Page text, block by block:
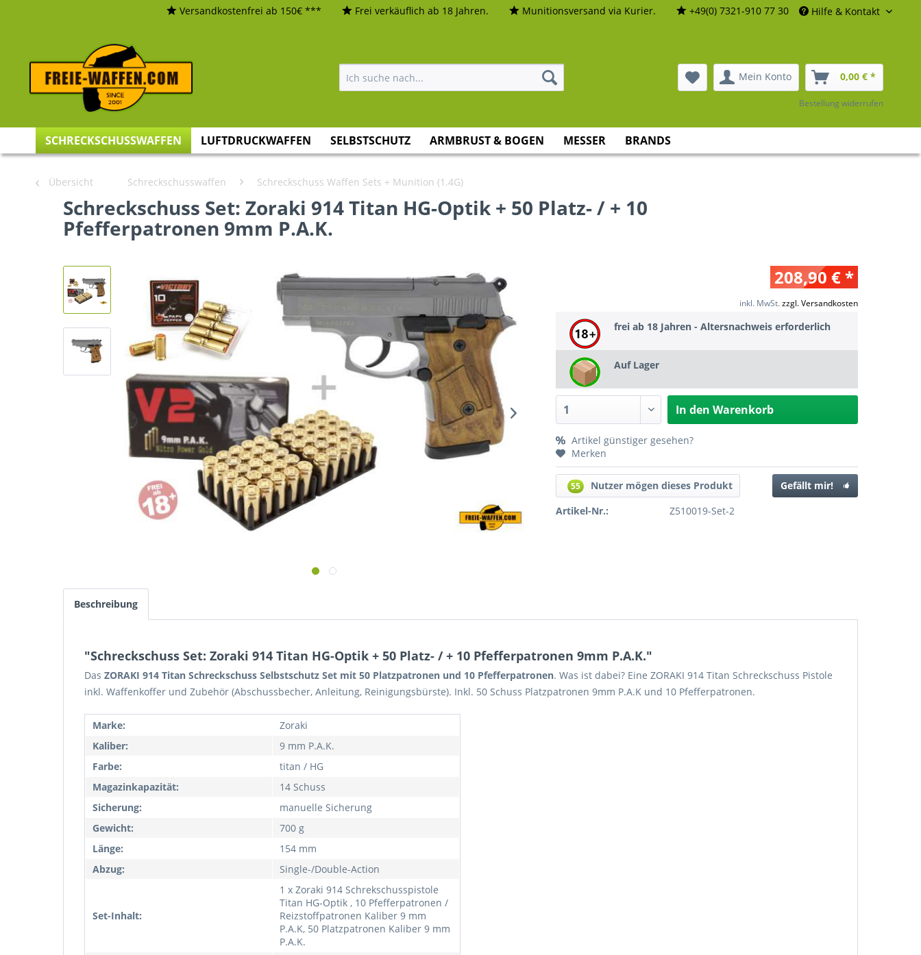
Hilfe & Kontakt
Versandkostenfrei ab 150€ *** Frei verkäuflich ab 18 Jahren. Munitionsversand via Kurier. +49(0) 7321-910 77 30
Mein Konto 0,00 € *
Bestellung widerrufen
SCHRECKSCHUSSWAFFEN LUFTDRUCKWAFFEN SELBSTSCHUTZ ARMBRUST & BOGEN MESSER BRANDS
Übersicht Schreckschusswaffen Schreckschuss Waffen Sets + Munition (1.4G)
Schreckschuss Set: Zoraki 914 Titan HG-Optik + 50 Platz- / + 10
Pfefferpatronen 9mm P.A.K.
208,90 € *
inkl. MwSt.zzgl. Versandkosten
frei ab 18 Jahren - Altersnachweis erforderlich
Auf Lager
In den Warenkorb
Artikel günstiger gesehen?
Merken
55 Nutzer mögen dieses Produkt
Gefällt mir!
Artikel-Nr.:
Z510019-Set-2
Beschreibung
"Schreckschuss Set: Zoraki 914 Titan HG-Optik + 50 Platz- / + 10 Pfefferpatronen 9mm P.A.K."
Das ZORAKI 914 Titan Schreckschuss Selbstschutz Set mit 50 Platzpatronen und 10 Pfefferpatronen. Was ist dabei? Eine ZORAKI 914 Titan Schreckschuss Pistole
inkl. Waffenkoffer und Zubehör (Abschussbecher, Anleitung, Reinigungsbürste). Inkl. 50 Schuss Platzpatronen 9mm P.A.K und 10 Pfefferpatronen.
Marke:
Zoraki
Kaliber:
9 mm P.A.K.
Farbe:
titan / HG
Magazinkapazität:
14 Schuss
Sicherung:
manuelle Sicherung
Gewicht:
700 g
Länge:
154 mm
Abzug:
Single-/Double-Action
Set-Inhalt:
1 x Zoraki 914 Schrekschusspistole
Titan HG-Optik , 10 Pfefferpatronen /
Reizstoffpatronen Kaliber 9 mm
P.A.K, 50 Platzpatronen Kaliber 9 mm
P.A.K.